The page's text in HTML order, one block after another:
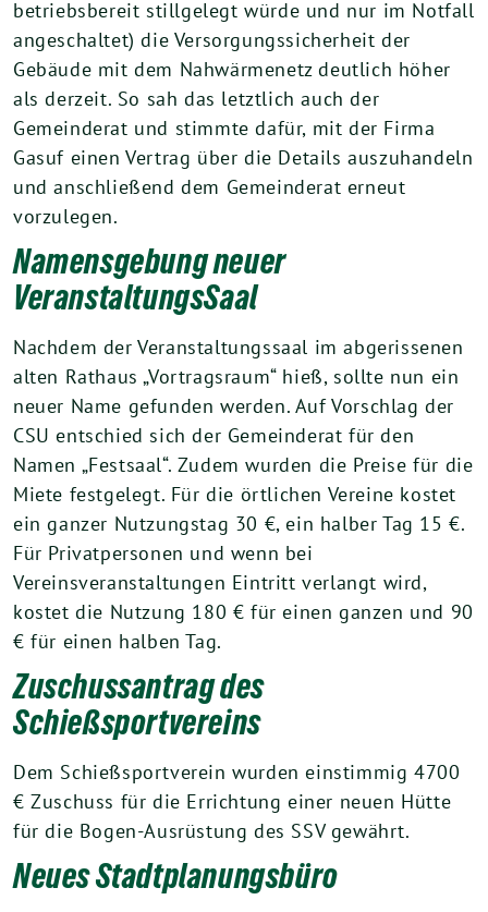
betriebsbereit stillgelegt würde und nur im Notfall
angeschaltet) die Versorgungssicherheit der
Gebäude mit dem Nahwärmenetz deutlich höher
als derzeit. So sah das letztlich auch der
Gemeinderat und stimmte dafür, mit der Firma
Gasuf einen Vertrag über die Details auszuhandeln
und anschließend dem Gemeinderat erneut
vorzulegen.
Namensgebung neuer
VeranstaltungsSaal
Nachdem der Veranstaltungssaal im abgerissenen
alten Rathaus „Vortragsraum“ hieß, sollte nun ein
neuer Name gefunden werden. Auf Vorschlag der
CSU entschied sich der Gemeinderat für den
Namen „Festsaal“. Zudem wurden die Preise für die
Miete festgelegt. Für die örtlichen Vereine kostet
ein ganzer Nutzungstag 30 €, ein halber Tag 15 €.
Für Privatpersonen und wenn bei
Vereinsveranstaltungen Eintritt verlangt wird,
kostet die Nutzung 180 € für einen ganzen und 90
€ für einen halben Tag.
Zuschussantrag des
Schießsportvereins
Dem Schießsportverein wurden einstimmig 4700
€ Zuschuss für die Errichtung einer neuen Hütte
für die Bogen-Ausrüstung des SSV gewährt.
Neues Stadtplanungsbüro